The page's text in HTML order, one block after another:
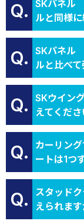
Q.
SKパネル
ルと同様
Q.
SKパネル
ルと比べ
Q.
SKウイン
えてくださ
Q.
カーリン
ートは1つ
Q.
スタッド
えられます